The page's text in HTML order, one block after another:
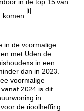
in de top 15 van
[i]
in de voormalige
met Uden de
in een
dan in 2023.
voormalige
2024 is dit
in
de rioolheffing.